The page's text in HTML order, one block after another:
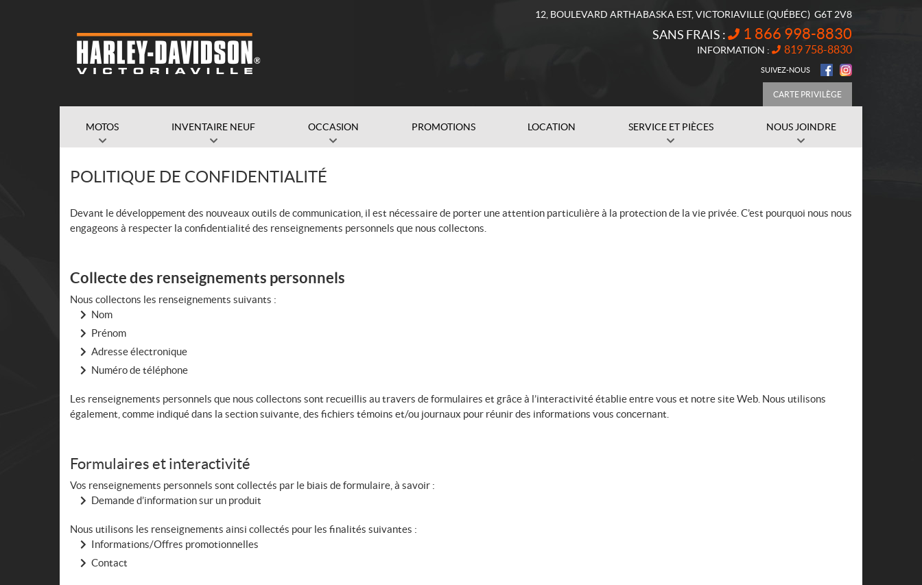
12, BOULEVARD ARTHABASKA EST, VICTORIAVILLE (QUÉBEC) G6T 2V8
SANS FRAIS : 1 866 998-8830
INFORMATION : 819 758-8830
SUIVEZ-NOUS
CARTE PRIVILÈGE
MOTOS INVENTAIRE NEUF OCCASION PROMOTIONS LOCATION SERVICE ET PIÈCES NOUS JOINDRE
POLITIQUE DE CONFIDENTIALITÉ
Devant le développement des nouveaux outils de communication, il est nécessaire de porter une attention particulière à la protection de la vie privée. C’est pourquoi nous nous
engageons à respecter la confidentialité des renseignements personnels que nous collectons.
Collecte des renseignements personnels
Nous collectons les renseignements suivants :
Nom
Prénom
Adresse électronique
Numéro de téléphone
Les renseignements personnels que nous collectons sont recueillis au travers de formulaires et grâce à l’interactivité établie entre vous et notre site Web. Nous utilisons
également, comme indiqué dans la section suivante, des fichiers témoins et/ou journaux pour réunir des informations vous concernant.
Formulaires et interactivité
Vos renseignements personnels sont collectés par le biais de formulaire, à savoir :
Demande d’information sur un produit
Nous utilisons les renseignements ainsi collectés pour les finalités suivantes :
Informations/Offres promotionnelles
Contact